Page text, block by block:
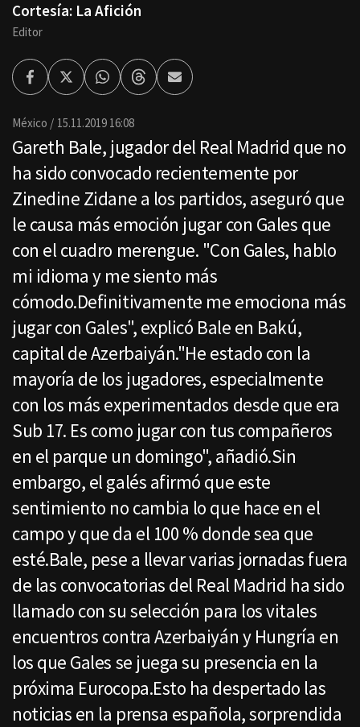
Cortesía: La Afición
Editor
FacebookTwitterWhatsappThreadsEnviar
por
México 15.11.2019 16:08
Gareth Bale, jugador del Real Madrid que no
ha sido convocado recientemente por
Zinedine Zidane a los partidos, aseguró que
le causa más emoción jugar con Gales que
con el cuadro merengue. "Con Gales, hablo
mi idioma y me siento más
cómodo.Definitivamente me emociona más
jugar con Gales", explicó Bale en Bakú,
capital de Azerbaiyán."He estado con la
mayoría de los jugadores, especialmente
con los más experimentados desde que era
Sub 17. Es como jugar con tus compañeros
en el parque un domingo", añadió.Sin
embargo, el galés afirmó que este
sentimiento no cambia lo que hace en el
campo y que da el 100 % donde sea que
esté.Bale, pese a llevar varias jornadas fuera
de las convocatorias del Real Madrid ha sido
llamado con su selección para los vitales
encuentros contra Azerbaiyán y Hungría en
los que Gales se juega su presencia en la
próxima Eurocopa.Esto ha despertado las
noticias en la prensa española, sorprendida